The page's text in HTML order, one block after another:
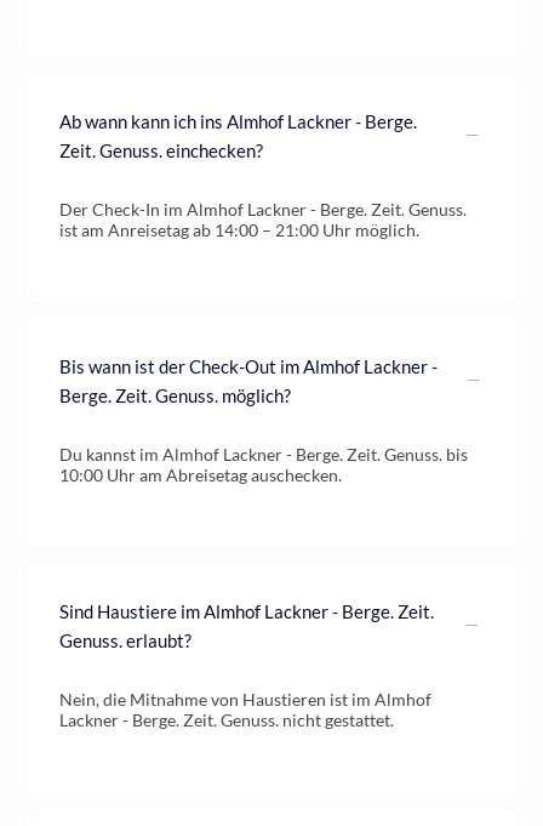
Ab wann kann ich ins Almhof Lackner - Berge.
Zeit. Genuss. einchecken?
Der Check-In im Almhof Lackner - Berge. Zeit. Genuss.
ist am Anreisetag ab 14:00 – 21:00 Uhr möglich.
Bis wann ist der Check-Out im Almhof Lackner -
Berge. Zeit. Genuss. möglich?
Du kannst im Almhof Lackner - Berge. Zeit. Genuss. bis
10:00 Uhr am Abreisetag auschecken.
Sind Haustiere im Almhof Lackner - Berge. Zeit.
Genuss. erlaubt?
Nein, die Mitnahme von Haustieren ist im Almhof
Lackner - Berge. Zeit. Genuss. nicht gestattet.